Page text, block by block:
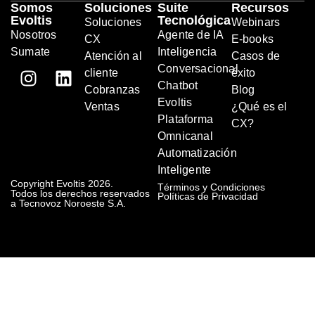
Soluciones
Soluciones
CX
Atención al
cliente
Cobranzas
Ventas
Suite
Tecnológica
Agente de IA
Inteligencia
Conversacional
Chatbot
Evoltis
Plataforma
Omnicanal
Automatización
Inteligente
Recursos
Webinars
E-books
Casos de
éxito
Blog
¿Qué es el
CX?
Somos
Evoltis
Nosotros
Sumate
Copyright Evoltis 2026.
Todos los derechos reservados
a Tecnovoz Noroeste S.A.
Términos y Condiciones
Políticas de Privacidad